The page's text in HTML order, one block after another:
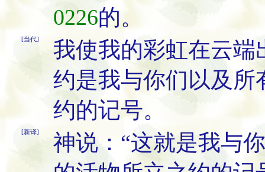
0226的。
[当代]
我使我的彩虹在云端
约是我与你们以及所
约的记号。
[新译]
神说：“这就是我与